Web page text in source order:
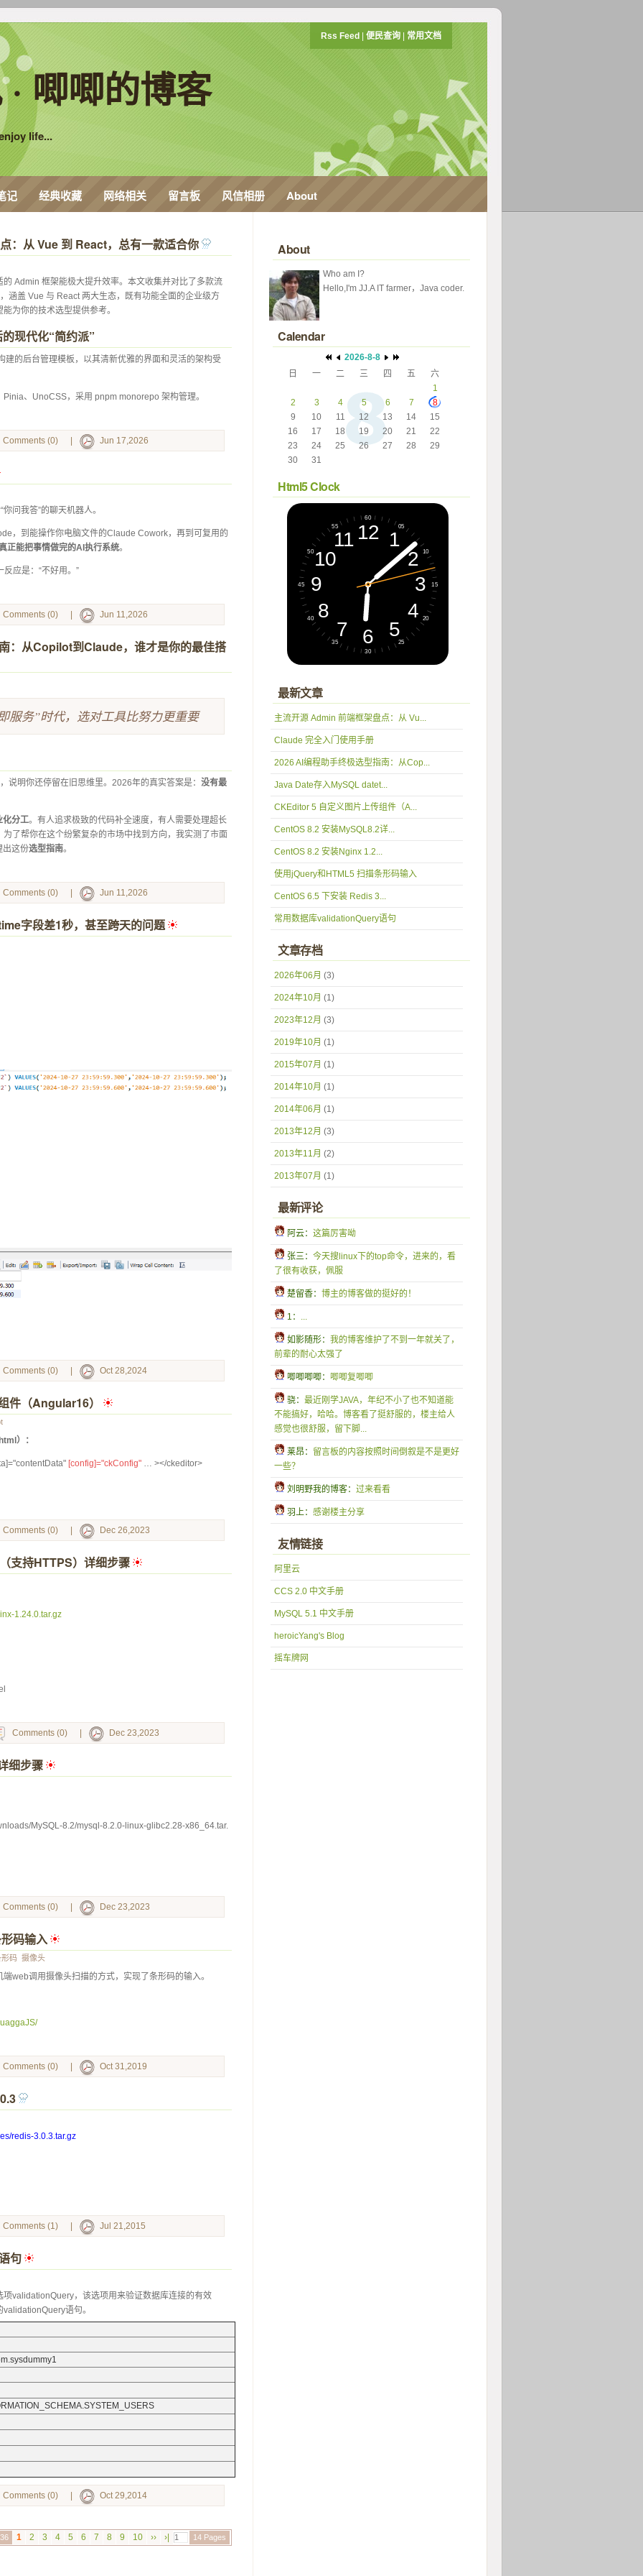
唧唧的博客
life...
Rss Feed 便民查询 常用文档
记 经典收藏 网络相关 留言板 风信相册 About
：从 Vue 到 React，总有一款适合你
Admin 框架能极大提升效率。本文收集并对比了多款流
涵盖 Vue 与 React 两大生态，既有功能全面的企业级方
为你的技术选型提供参考。
现代化“简约派”
的后台管理模板，以其清新优雅的界面和灵活的架构受
、UnoCSS，采用 pnpm monorepo 架构管理。
Comments (0) Jun 17,2026
问我答”的聊天机器人。
，到能操作你电脑文件的Claude Cowork，再到可复用的
正能把事情做完的AI执行系统。
应是：“不好用。”
Comments (0) Jun 11,2026
：从Copilot到Claude，谁才是你的最佳搭
服务”时代，选对工具比努力更重要
说明你还停留在旧思维里。2026年的真实答案是： 没有最
化分工。有人追求极致的代码补全速度，有人需要处理超长
了帮你在这个纷繁复杂的市场中找到方向，我实测了市面
出这份选型指南。
Comments (0) Jun 11,2026
字段差1秒，甚至跨天的问题
Comments (0) | Oct 28,2024
件（Angular16）
）：
[config]="ckConfig" … ></ckeditor>
Comments (0) | Dec 26,2023
支持HTTPS）详细步骤
1.24.0.tar.gz
Comments (0) | Dec 23,2023
细步骤
MySQL-8.2/mysql-8.2.0-linux-glibc2.28-x86_64.tar.
Comments (0) | Dec 23,2023
码输入
形码 摄像头
web调用摄像头扫描的方式，实现了条形码的输入。
Comments (0) | Oct 31,2019
redis-3.0.3.tar.gz
Comments (1) | Jul 21,2015
句
validationQuery，该选项用来验证数据库连接的有效
语句。
Comments (0) | Oct 29,2014
1 2 3 4 5 6 7 8 9 10 ›› ›| 14 Pages
About
Who am I?
Hello,I'm JJ.A IT farmer，Java coder.
Calendar
2026-8-8
日
一 二 三 四 五
六
1
2
3 4 5 6 7
8
9
10 11 12 13 14
15
16
17 18 19 20 21
22
23
24 25 26 27 28
29
30
31
Html5 Clock
最新文章
主流开源 Admin 前端框架盘点：从 Vu...
Claude 完全入门使用手册
2026 AI编程助手终极选型指南：从Cop...
Java Date存入MySQL datet...
CKEditor 5 自定义图片上传组件（A...
CentOS 8.2 安装MySQL8.2详...
CentOS 8.2 安装Nginx 1.2...
使用jQuery和HTML5 扫描条形码输入
CentOS 6.5 下安装 Redis 3...
常用数据库validationQuery语句
文章存档
2026年06月 (3)
2024年10月 (1)
2023年12月 (3)
2019年10月 (1)
2015年07月 (1)
2014年10月 (1)
2014年06月 (1)
2013年12月 (3)
2013年11月 (2)
2013年07月 (1)
最新评论
阿云： 这篇厉害呦
张三： 今天搜linux下的top命令，进来的，看
了很有收获，佩服
楚留香： 博主的博客做的挺好的！
1： ...
如影随形： 我的博客维护了不到一年就关了，
前辈的耐心太强了
唧唧唧唧： 唧唧复唧唧
骁： 最近刚学JAVA，年纪不小了也不知道能
不能搞好，哈哈。博客看了挺舒服的，楼主给人
感觉也很舒服，留下脚...
莱昂： 留言板的内容按照时间倒叙是不是更好
一些？
刘明野我的博客： 过来看看
羽上： 感谢楼主分享
友情链接
阿里云
CCS 2.0 中文手册
MySQL 5.1 中文手册
heroicYang's Blog
摇车牌网